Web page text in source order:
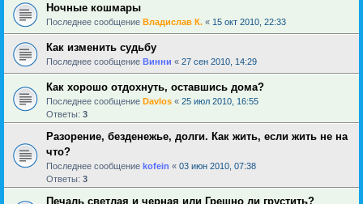
Ночные кошмары
Последнее сообщение Владислав К. « 15 окт 2010, 22:33
Как изменить судьбу
Последнее сообщение Винни « 27 сен 2010, 14:29
Как хорошо отдохнуть, оставшись дома?
Последнее сообщение Davlos « 25 июл 2010, 16:55
Ответы: 3
Разорение, безденежье, долги. Как жить, если жить не на
что?
Последнее сообщение kofein « 03 июн 2010, 07:38
Ответы: 3
Печаль светлая и черная или Грешно ли грустить?